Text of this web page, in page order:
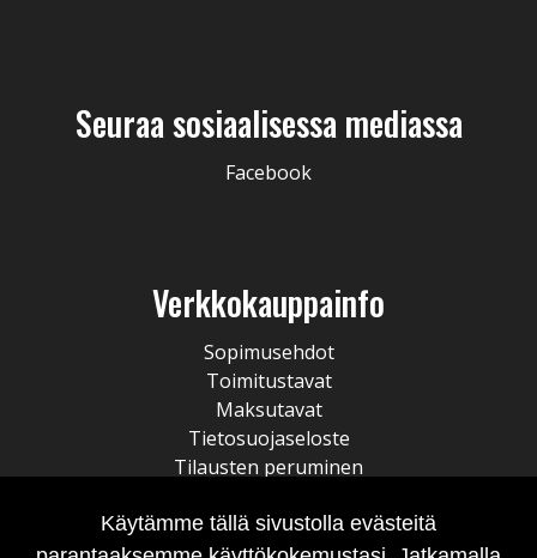
Seuraa sosiaalisessa mediassa
Facebook
Verkkokauppainfo
Sopimusehdot
Toimitustavat
Maksutavat
Tietosuojaseloste
Tilausten peruminen
Käytämme tällä sivustolla evästeitä